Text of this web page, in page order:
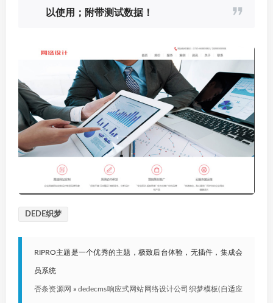
以使用；附带测试数据！
DEDE织梦
RIPRO主题是一个优秀的主题，极致后台体验，无插件，集成会
员系统
否条资源网 »dedecms响应式网站网络设计公司织梦模板(自适应